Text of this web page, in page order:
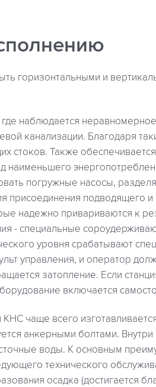
горизонтальными и
наблюдается
канализации. Благодаря
стоков. Также
наименьшего
погружные насосы,
присоединения подводящего
надежно привариваются к
- специальные
уровня срабатывают
управления, и оператор
затопление. Если
включается
чаще всего
анкерными болтами. Внутри
воды. К основным
технического
осадка (достигается